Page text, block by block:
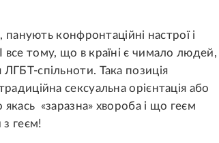
панують конфронтаційні настрої і
все тому, що в країні є чимало людей,
спільноти. Така позиція
сексуальна орієнтація або
«заразна» хвороба і що геєм
з геєм!